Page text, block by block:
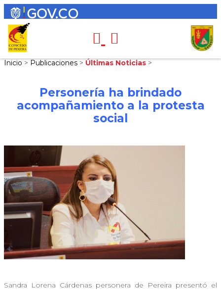
Inicio > Publicaciones > Últimas Noticias >
Personería ha brindado
acompañamiento a la protesta
social
Sandra Lorena Cárdenas personera de Pereira presentó el